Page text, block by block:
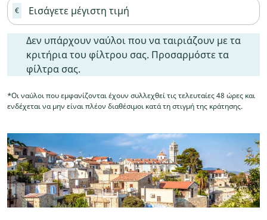
€
Δεν υπάρχουν ναύλοι που να ταιριάζουν με τα
κριτήρια του φίλτρου σας. Προσαρμόστε τα
φίλτρα σας.
Δεν υπάρχουν ναύλοι που να ταιριάζουν με τα
*Οι ναύλοι που εμφανίζονται έχουν συλλεχθεί τις τελευταίες 48 ώρες και
ενδέχεται να μην είναι πλέον διαθέσιμοι κατά τη στιγμή της κράτησης.